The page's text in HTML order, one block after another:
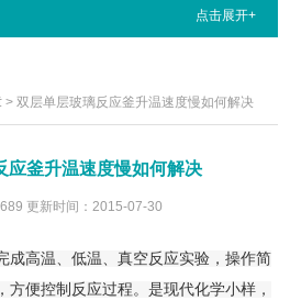
点击展开+
>双层单层玻璃反应釜升温速度慢如何解决
应釜升温速度慢如何解决
更新时间：2015-07-30
成高温、低温、真空反应实验，操作简
方便控制反应过程。是现代化学小样，